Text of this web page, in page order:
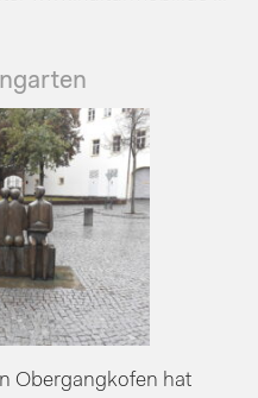
Obergangkofen hat